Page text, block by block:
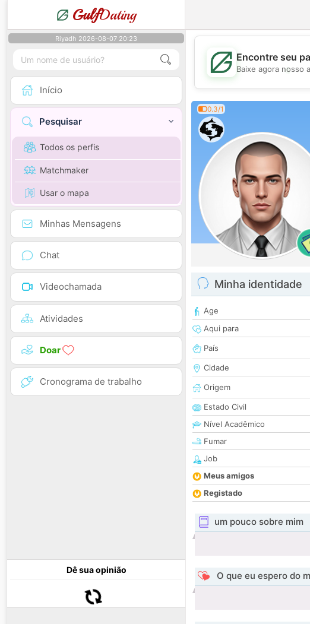
GulfDating
Riyadh 2026-08-07 20:23
Início
Pesquisar
Todos os perfis
Matchmaker
Usar o mapa
Minhas Mensagens
Chat
Videochamada
Atividades
Doar
Cronograma de trabalho
Dê sua opinião
💖
Encontre seu
Baixe agora nosso
0.3/1
Minha identidade
Age
Aqui para
País
Cidade
Origem
Estado Civil
Nível Acadêmico
Fumar
Job
Meus amigos
Registado
um pouco sobre mim
O que eu espero do